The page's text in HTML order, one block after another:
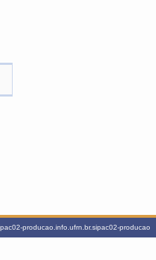
producao.info.ufrn.br.sipac02-producao